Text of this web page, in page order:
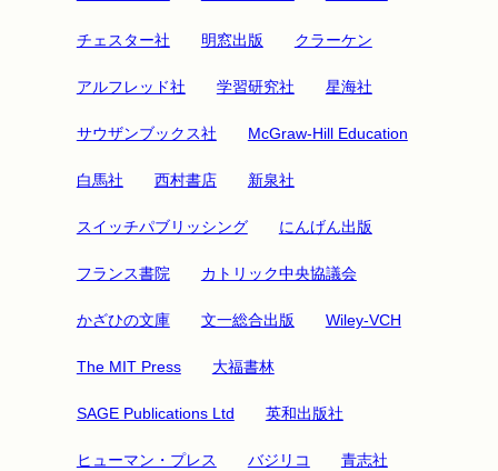
チェスター社 明窓出版 クラーケン
アルフレッド社 学習研究社 星海社
サウザンブックス社 McGraw-Hill Education
白馬社 西村書店 新泉社
スイッチパブリッシング にんげん出版
フランス書院 カトリック中央協議会
かざひの文庫 文一総合出版 Wiley-VCH
The MIT Press 大福書林
SAGE Publications Ltd 英和出版社
ヒューマン・プレス バジリコ 青志社